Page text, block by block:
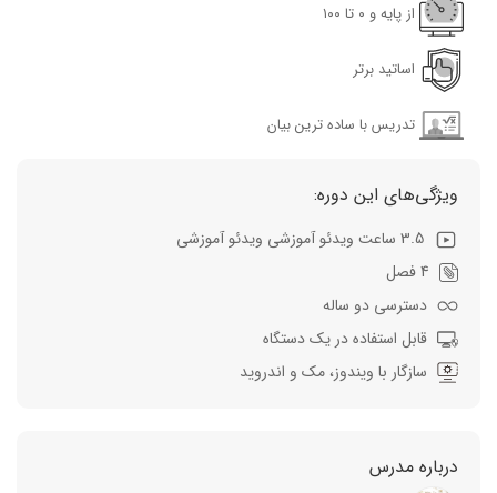
از پایه و ٠ تا ١٠٠
اساتید برتر
تدریس با ساده ترین بیان
ویژگی‌های این دوره:
دسترسی دو ساله
قابل استفاده در یک دستگاه
سازگار با ویندوز، مک و اندروید
درباره مدرس